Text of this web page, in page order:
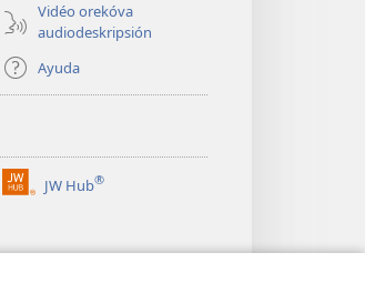
Vidéo orekóva
audiodeskripsión
Ayuda
JW Hub®
(abre
ventana)